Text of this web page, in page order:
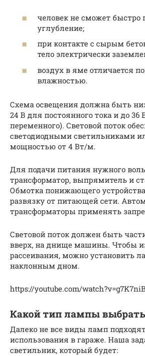
человек не сможет быстро
углубление;
при контакте с сырым
тело электрически
воздух в яме отличается
влажностью.
Схема освещения должна быть
24 В для постоянного тока и до 36
переменного). Световой поток
светодиодными светильниками
мощностью от 4 Вт/м.
Для подачи питания нужного
трансформатор, выпрямитель и
Обмотка понижающего
развязку от питающей сети.
трансформаторы применять
Световой поток должен быть
вверх, на днище машины. Чтобы
рассеивания, можно установить
наклонным дном.
https://youtube.com/
Какой тип лампы
Далеко не все виды ламп
использования в гараже. Наша
светильник, который будет: